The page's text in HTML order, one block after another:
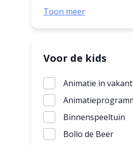
Whirlpool
Toon meer
Voor de kids
Animatie in
Binnenspeeltuin
Bollo de Beer